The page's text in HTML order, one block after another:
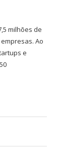
milhões de
Ao
e